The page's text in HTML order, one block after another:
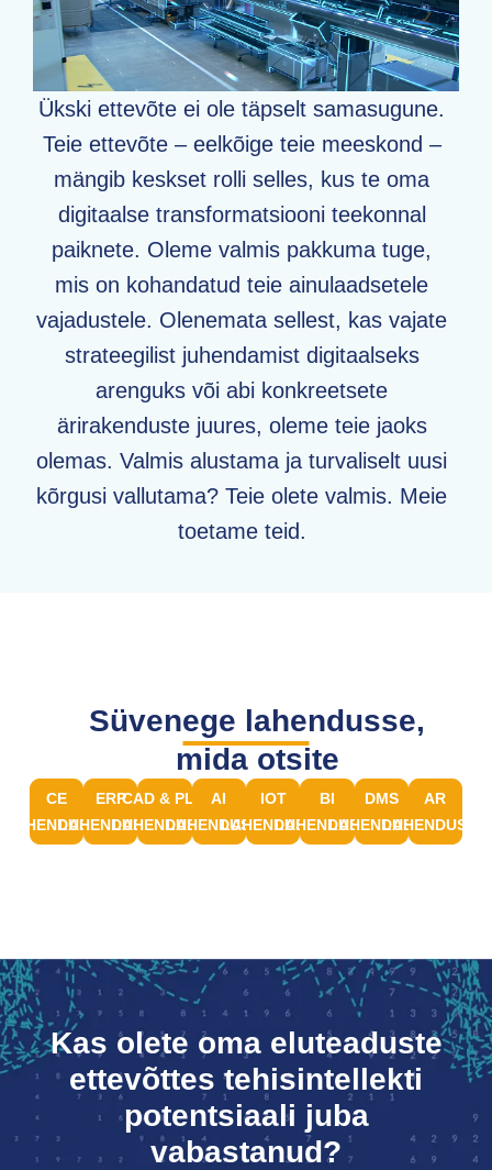
Ükski ettevõte ei ole täpselt samasugune.
Teie ettevõte – eelkõige teie meeskond –
mängib keskset rolli selles, kus te oma
digitaalse transformatsiooni teekonnal
paiknete. Oleme valmis pakkuma tuge,
mis on kohandatud teie ainulaadsetele
vajadustele. Olenemata sellest, kas vajate
strateegilist juhendamist digitaalseks
arenguks või abi konkreetsete
ärirakenduste juures, oleme teie jaoks
olemas. Valmis alustama ja turvaliselt uusi
kõrgusi vallutama? Teie olete valmis. Meie
toetame teid.
CE
LAHENDUSED
ERP
LAHENDUSED
CAD & PLM
LAHENDUSED
AI
LAHENDUSED
IOT
LAHENDUSED
BI
LAHENDUSED
DMS
LAHENDUSED
AR
LAHENDUSED
Süvenege lahendusse,
mida otsite
Kas olete oma eluteaduste
ettevõttes tehisintellekti
potentsiaali juba
vabastanud?